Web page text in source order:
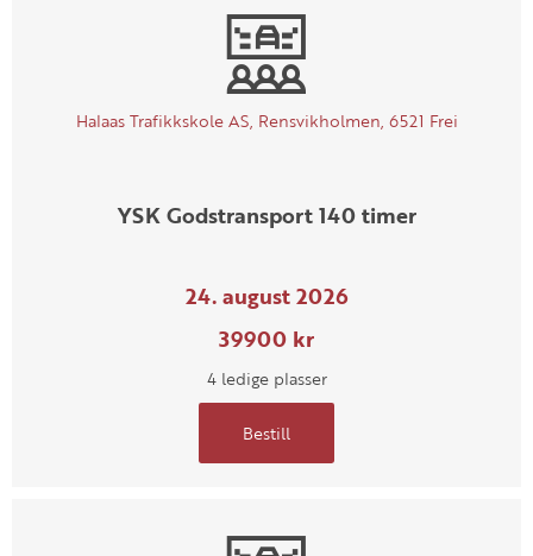
Halaas Trafikkskole AS, Rensvikholmen, 6521 Frei
YSK Godstransport 140 timer
24. august 2026
39900 kr
4 ledige plasser
Bestill